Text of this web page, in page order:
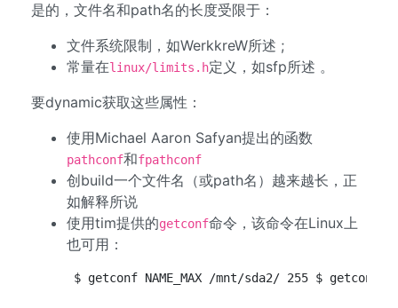
是的，文件名和path名的长度受限于：
文件系统限制，如WerkkreW所述 ;
常量在linux/limits.h定义，如sfp所述 。
要dynamic获取这些属性：
使用Michael Aaron Safyan提出的函数
pathconf和fpathconf
创build一个文件名（或path名）越来越长，正
如解释所说
使用tim提供的getconf命令，该命令在Linux上
也可用：
$ getconf NAME_MAX /mnt/sda2/ 255 $ getconf